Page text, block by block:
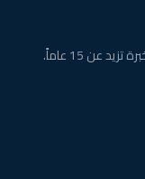
عن 15 عاماً.